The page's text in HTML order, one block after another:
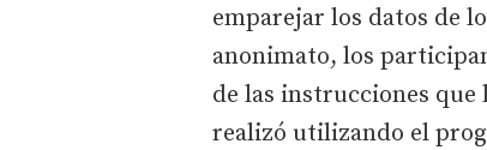
emparejar los datos de
anonimato, los
de las instrucciones que
realizó utilizando el